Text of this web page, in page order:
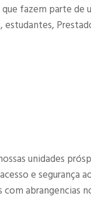
fazem parte de
unidades
e segurança
abrangencias